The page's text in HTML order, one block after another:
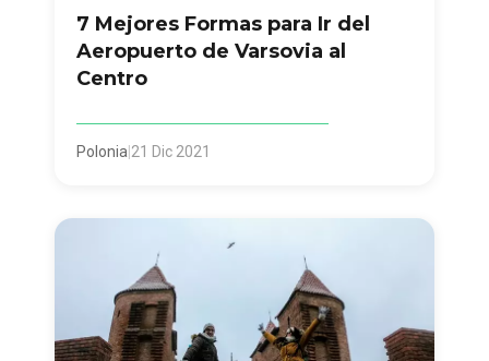
7 Mejores Formas para Ir del
Aeropuerto de Varsovia al
Centro
Polonia 21 Dic 2021